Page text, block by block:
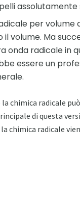
assolutamente
per
volume. Ma
onda radicale in
essere un
chimica radicale
di questa
chimica radicale